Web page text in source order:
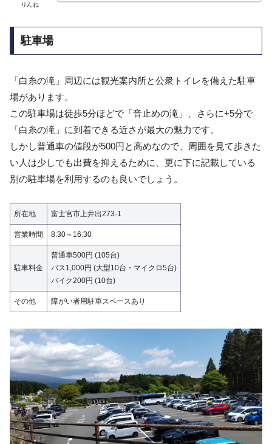
りんね
駐車場
「白糸の滝」周辺には観光案内所と公衆トイレを備えた駐車
場があります。
この駐車場は徒歩5分ほどで「音止めの滝」、さらに+5分で
「白糸の滝」に到着できる近さが最大の魅力です。
しかし普通車の値段が500円と高めなので、周囲を見て歩きた
い人は少しでも出費を抑えるために、更に下に記載している
別の駐車場を利用するのも良いでしょう。
所在地 富士宮市上井出273-1
営業時間 8:30～16:30
駐車料金
普通車500円 (105台)
バス1,000円 (大型10台・マイクロ5台)
バイク200円 (10台)
その他 障がい者用駐車スペースあり